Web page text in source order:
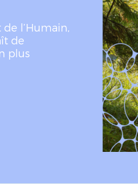
l’Humain,
de
plus